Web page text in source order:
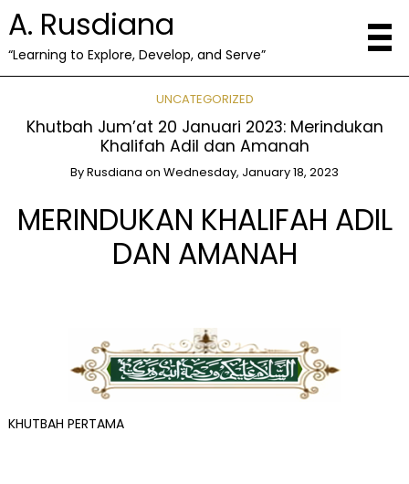
A. Rusdiana
“Learning to Explore, Develop, and Serve”
UNCATEGORIZED
Khutbah Jum’at 20 Januari 2023: Merindukan
Khalifah Adil dan Amanah
ByRusdiana on Wednesday, January 18, 2023
MERINDUKAN KHALIFAH ADIL
DAN AMANAH
KHUTBAH PERTAMA